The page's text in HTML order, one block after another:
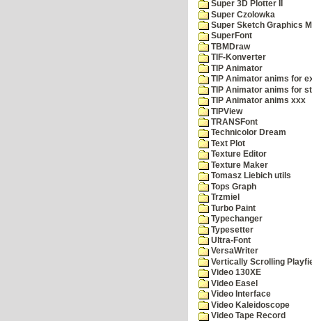
Super 3D Plotter II
Super Czolowka
Super Sketch Graphics
SuperFont
TBMDraw
TIF-Konverter
TIP Animator
TIP Animator anims for
TIP Animator anims for
TIP Animator anims xxx
TIPView
TRANSFont
Technicolor Dream
Text Plot
Texture Editor
Texture Maker
Tomasz Liebich utils
Tops Graph
Trzmiel
Turbo Paint
Typechanger
Typesetter
Ultra-Font
VersaWriter
Vertically Scrolling
Video 130XE
Video Easel
Video Interface
Video Kaleidoscope
Video Tape Record